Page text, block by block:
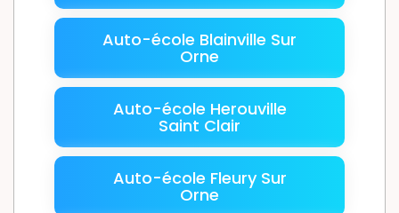
Auto-école Blainville Sur
Orne
Auto-école Herouville
Saint Clair
Auto-école Fleury Sur
Orne